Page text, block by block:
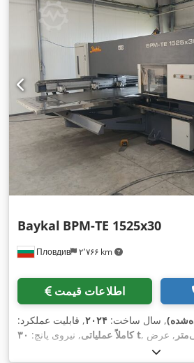
Пловдив ۲٬۷۶۶ km
Baykal BPM-TE 1525x30
اطلاعات قیمت
, سال ساخت: ۲۰۲۴, قابلیت عملکرد:
کاملاً عملیاتی, نیروی پانچ: ۳۰ t , عرض
کل:۶٬۰۵۰ میلی‌متر